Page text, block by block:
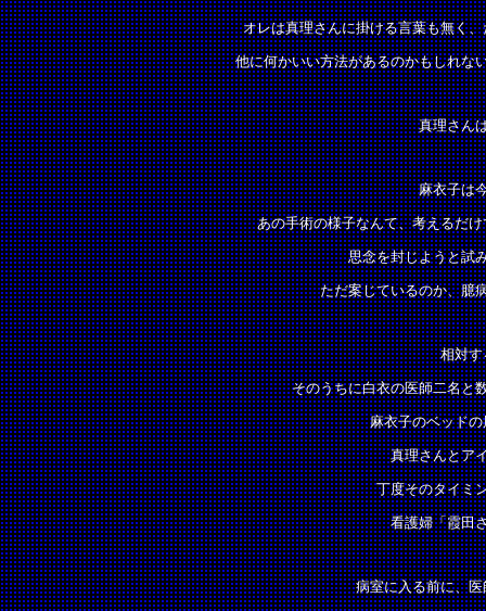
オレは真理さんに掛ける言葉も無く
他に何かいい方法があるのかもしれな
真理さん
麻衣子は
あの手術の様子なんて、考えるだ
思念を封じようと試
ただ案じているのか、臆
相対す
そのうちに白衣の医師二名と
麻衣子のベッド
真理さんとア
丁度そのタイミ
看護婦「霞田
病室に入る前に、